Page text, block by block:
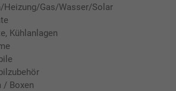
Heizung/Gas/Wasser/Solar
Kühlanlagen
/ Boxen